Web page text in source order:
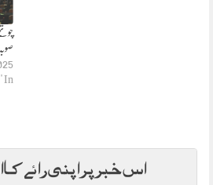
In "چائنہ کی خبریں"
اس خبر پر اپنی رائے